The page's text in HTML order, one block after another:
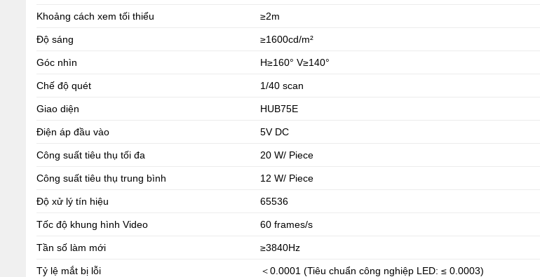
Khoảng cách xem tối thiểu ≥2m
Độ sáng ≥1600cd/m²
Góc nhìn H≥160° V≥140°
Chế độ quét 1/40 scan
Giao diện HUB75E
Điện áp đầu vào 5V DC
Công suất tiêu thụ tối đa 20 W/ Piece
Công suất tiêu thụ trung bình 12 W/ Piece
Độ xử lý tín hiệu 65536
Tốc độ khung hình Video 60 frames/s
Tần số làm mới ≥3840Hz
Tỷ lệ mắt bị lỗi ＜0.0001 (Tiêu chuẩn công nghiệp LED: ≤ 0.0003)